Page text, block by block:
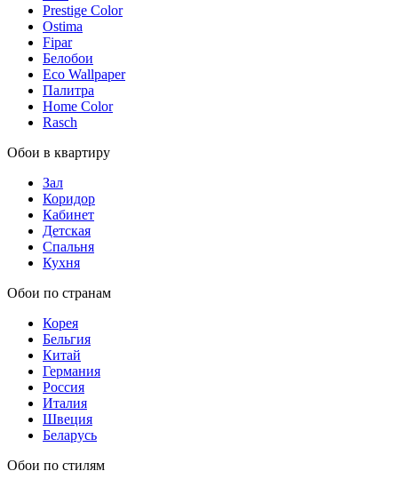
Prestige Color
Ostima
Fipar
Белобои
Eco Wallpaper
Палитра
Home Color
Rasch
Обои в квартиру
Зал
Коридор
Кабинет
Детская
Спальня
Кухня
Обои по странам
Корея
Бельгия
Китай
Германия
Россия
Италия
Швеция
Беларусь
Обои по стилям